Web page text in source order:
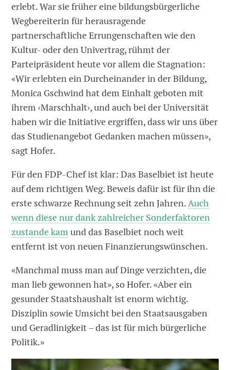
erlebt. War sie früher eine bildungsbürgerliche
Wegbereiterin für herausragende
partnerschaftliche Errungenschaften wie den
Kultur- oder den Univertrag, rühmt der
Parteipräsident heute vor allem die Stagnation:
«Wir erlebten ein Durcheinander in der Bildung,
Monica Gschwind hat dem Einhalt geboten mit
ihrem ‹Marschhalt›, und auch bei der Universität
haben wir die Initiative ergriffen, dass wir uns über
das Studienangebot Gedanken machen müssen»,
sagt Hofer.
Für den FDP-Chef ist klar: Das Baselbiet ist heute
auf dem richtigen Weg. Beweis dafür ist für ihn die
erste schwarze Rechnung seit zehn Jahren.Auch
wenn diese nur dank zahlreicher Sonderfaktoren
zustande kam und das Baselbiet noch weit
entfernt ist von neuen Finanzierungswünschen.
«Manchmal muss man auf Dinge verzichten, die
man lieb gewonnen hat», so Hofer. «Aber ein
gesunder Staatshaushalt ist enorm wichtig.
Disziplin sowie Umsicht bei den Staatsausgaben
und Geradlinigkeit – das ist für mich bürgerliche
Politik.»